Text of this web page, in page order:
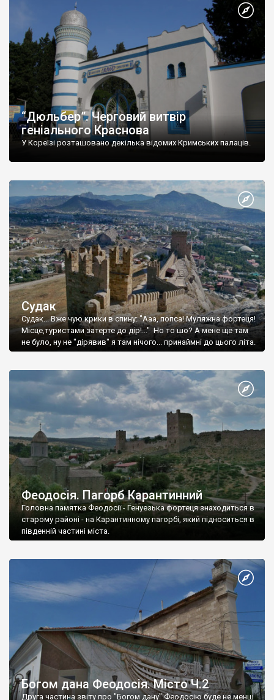
“Дюльбер”. Черговий витвір
геніального Краснова
У Кореїзі розташовано декілька відомих Кримських палаців.
Судак
Судак... Вже чую крики в спину: "Ааа, попса! Муляжна фортеця!
Місце,туристами затерте до дір!..." Но то шо? А мене ще там
не було, ну не "дірявив" я там нічого... принаймні до цього літа.
Феодосія. Пагорб Карантинний
Головна памятка Феодосії - Генуезька фортеця знаходиться в
старому районі - на Карантинному пагорбі, який підноситься в
південній частині міста.
Богом дана Феодосія. Місто Ч.2
Друга частина звіту про "Богом дану" Феодосію буде не менш